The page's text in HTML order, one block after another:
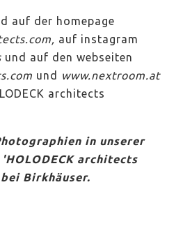
auf der homepage
auf instagram
und auf den webseiten
und
www.nextroom.at
architects
in unserer
architects
Birkhäuser.